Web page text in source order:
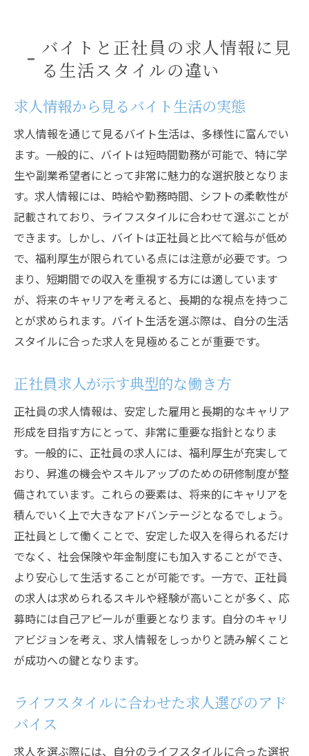
求人選びで目標達成に近づく方法
バイトと正社員の求人で見るメリットの比
較
求人を通じたキャリア目標の設定
求職者が知るべき求人選択の長短
求人情報で探るバイトと正社員のキャリアパス
求人から見るバイトのキャリア進展可能性
正社員求人が示すキャリアの安定性
キャリアパスを描く求人情報の読み解き方
求人情報で知るキャリアの道筋
バイトと正社員の求人から見るキャリア構
築
求人が提供するキャリアパスの選択肢
正社員とバイトの求人情報から考える将来設計
バイトと正社員の求人が示す未来のビジョ
ン
求人を通じて考える長期的なキャリアプラ
ン
将来を見据えた求人選びのポイント
求人情報で描く将来のライフスタイル設計
求人情報から考える人生のプランニング
求人選びの秘訣生活に合ったバイトと正社員の
見極め
求人情報で見る最適な雇用形態の選び方
自分に合った求人の見つけ方
求人から生活に合う職を選ぶ秘訣
求人情報で知る適職の探し方
求人の選択が生活に与える影響
求人市場を分析する働き方の変化とバイトの役
割
バイトと正社員の求人情報に見
る生活スタイルの違い
求人情報から見るバイト生活の実態
求人情報を通じて見るバイト生活は、多様性に富んでい
ます。一般的に、バイトは短時間勤務が可能で、特に学
生や副業希望者にとって非常に魅力的な選択肢となりま
す。求人情報には、時給や勤務時間、シフトの柔軟性が
記載されており、ライフスタイルに合わせて選ぶことが
できます。しかし、バイトは正社員と比べて給与が低め
で、福利厚生が限られている点には注意が必要です。つ
まり、短期間での収入を重視する方には適しています
が、将来のキャリアを考えると、長期的な視点を持つこ
とが求められます。バイト生活を選ぶ際は、自分の生活
スタイルに合った求人を見極めることが重要です。
正社員求人が示す典型的な働き方
正社員の求人情報は、安定した雇用と長期的なキャリア
形成を目指す方にとって、非常に重要な指針となりま
す。一般的に、正社員の求人には、福利厚生が充実して
おり、昇進の機会やスキルアップのための研修制度が整
備されています。これらの要素は、将来的にキャリアを
積んでいく上で大きなアドバンテージとなるでしょう。
正社員として働くことで、安定した収入を得られるだけ
でなく、社会保険や年金制度にも加入することができ、
より安心して生活することが可能です。一方で、正社員
の求人は求められるスキルや経験が高いことが多く、応
募時には自己アピールが重要となります。自分のキャリ
アビジョンを考え、求人情報をしっかりと読み解くこと
が成功への鍵となります。
ライフスタイルに合わせた求人選びのアド
バイス
求人を選ぶ際には、自分のライフスタイルに合った選択